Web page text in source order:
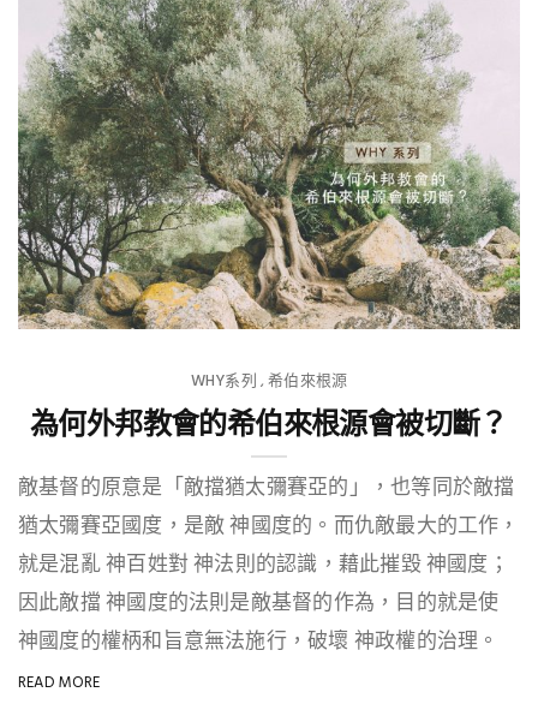
WHY系列 ,希伯來根源
為何外邦教會的希伯來根源會被切斷？
敵基督的原意是「敵擋猶太彌賽亞的」，也等同於敵擋
猶太彌賽亞國度，是敵 神國度的。而仇敵最大的工作，
就是混亂 神百姓對 神法則的認識，藉此摧毀 神國度；
因此敵擋 神國度的法則是敵基督的作為，目的就是使
神國度的權柄和旨意無法施行，破壞 神政權的治理。
READ MORE